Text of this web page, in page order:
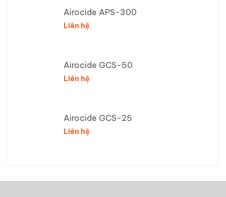
Airocide APS-300
Liên hệ
Airocide GCS-50
Liên hệ
Airocide GCS-25
Liên hệ